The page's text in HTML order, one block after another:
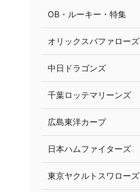
OB・ルーキー・特集
オリックスバファローズ
中日ドラゴンズ
千葉ロッテマリーンズ
広島東洋カープ
日本ハムファイターズ
東京ヤクルトスワローズ